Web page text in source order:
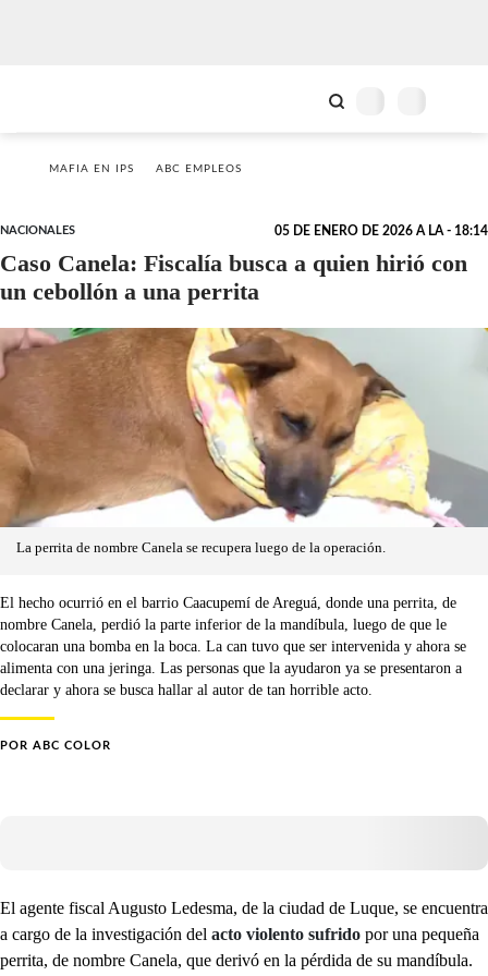
MAFIA EN IPS ABC EMPLEOS
NACIONALES 05 DE ENERO DE 2026 A LA - 18:14
Caso Canela: Fiscalía busca a quien hirió con
un cebollón a una perrita
La perrita de nombre Canela se recupera luego de la operación.
El hecho ocurrió en el barrio Caacupemí de Areguá, donde una perrita, de
nombre Canela, perdió la parte inferior de la mandíbula, luego de que le
colocaran una bomba en la boca. La can tuvo que ser intervenida y ahora se
alimenta con una jeringa. Las personas que la ayudaron ya se presentaron a
declarar y ahora se busca hallar al autor de tan horrible acto.
POR ABC COLOR
El agente fiscal Augusto Ledesma, de la ciudad de Luque, se encuentra
a cargo de la investigación del acto violento sufrido por una pequeña
perrita, de nombre Canela, que derivó en la pérdida de su mandíbula.